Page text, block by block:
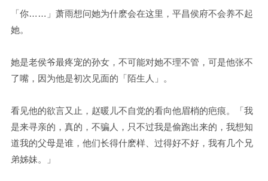
「你……」萧雨想问她为什麽会在这里，平昌侯府不会养不起
她。
她是老侯爷最疼宠的孙女，不可能对她不理不管，可是他张不
了嘴，因为他是初次见面的「陌生人」。
看见他的欲言又止，赵暖儿不自觉的看向他眉梢的疤痕。「我
是来寻亲的，真的，不骗人，只不过我是偷跑出来的，我想知
道我的父母是谁，他们长得什麽样、过得好不好，我有几个兄
弟姊妹。」